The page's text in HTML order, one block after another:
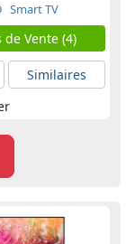
Smart TV
de Vente (4)
Similaires